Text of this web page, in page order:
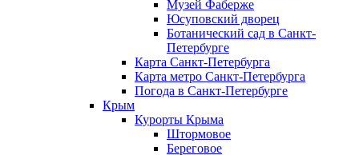
Музей Фаберже
Юсуповский дворец
Ботанический сад в Санкт-
Петербурге
Карта Санкт-Петербурга
Карта метро Санкт-Петербурга
Погода в Санкт-Петербурге
Крым
Курорты Крыма
Штормовое
Береговое